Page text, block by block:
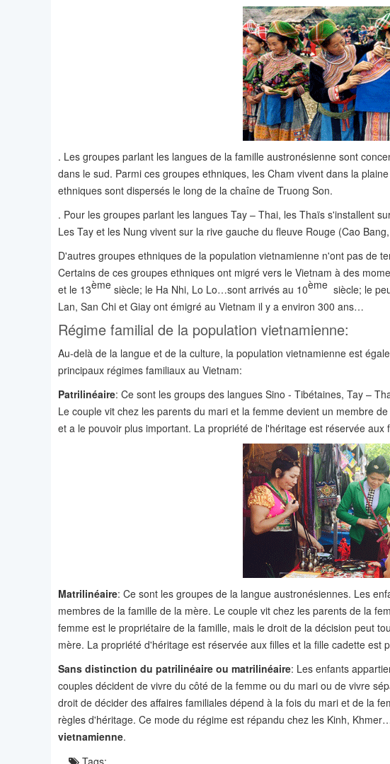
. Les groupes parlant les langues de la famille austronésienne sont
dans le sud. Parmi ces groupes ethniques, les Cham vivent dans la
ethniques sont dispersés le long de la chaîne de Truong Son.
. Pour les groupes parlant les langues Tay – Thai, les Thaïs s'installent
Les Tay et les Nung vivent sur la rive gauche du fleuve Rouge (Cao
D'autres groupes ethniques de la population vietnamienne n'ont pas de
Certains de ces groupes ethniques ont migré vers le Vietnam à des
et le 13ème siècle; le Ha Nhi, Lo Lo…sont arrivés au 10ème siècle; le
Lan, San Chi et Giay ont émigré au Vietnam il y a environ 300 ans…
Régime familial de la population vietnamienne:
Au-delà de la langue et de la culture, la population vietnamienne est
principaux régimes familiaux au Vietnam:
Patrilinéaire: Ce sont les groups des langues Sino - Tibétaines, Tay –
Le couple vit chez les parents du mari et la femme devient un membre
et a le pouvoir plus important. La propriété de l'héritage est réservée aux
Matrilinéaire: Ce sont les groupes de la langue austronésiennes. Les
membres de la famille de la mère. Le couple vit chez les parents de la
femme est le propriétaire de la famille, mais le droit de la décision peut
mère. La propriété d'héritage est réservée aux filles et la fille cadette est
Sans distinction du patrilinéaire ou matrilinéaire: Les enfants
couples décident de vivre du côté de la femme ou du mari ou de vivre
droit de décider des affaires familiales dépend à la fois du mari et de la
règles d'héritage. Ce mode du régime est répandu chez les Kinh,
vietnamienne.